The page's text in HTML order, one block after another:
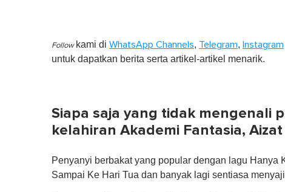
Follow kami di WhatsApp Channels, Telegram, Instagram
untuk dapatkan berita serta artikel-artikel menarik.
Siapa saja yang tidak mengenali
kelahiran Akademi Fantasia, Aizat
Penyanyi berbakat yang popular dengan lagu Hanya
Sampai Ke Hari Tua dan banyak lagi sentiasa